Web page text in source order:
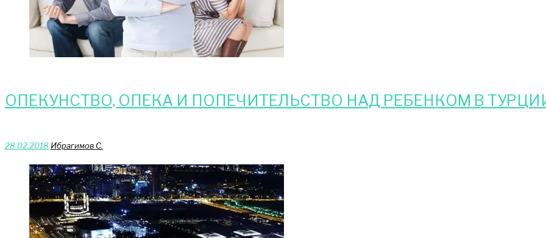
ОПЕКУНСТВО, ОПЕКА И ПОПЕЧИТЕЛЬСТВО НАД РЕБЕНКОМ В
28.02.2018 Ибрагимов С.